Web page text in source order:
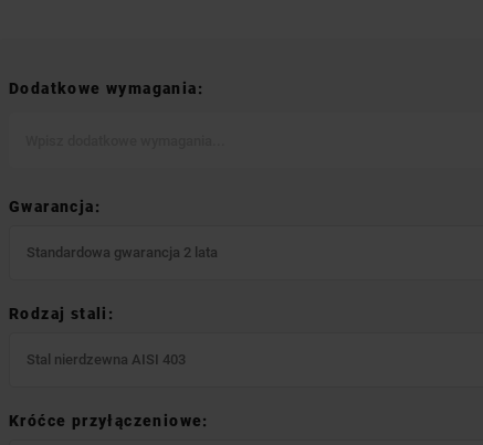
Dodatkowe wymagania:
Gwarancja:
Standardowa gwarancja 2 lata
Rodzaj stali:
Stal nierdzewna AISI 403
Króćce przyłączeniowe: